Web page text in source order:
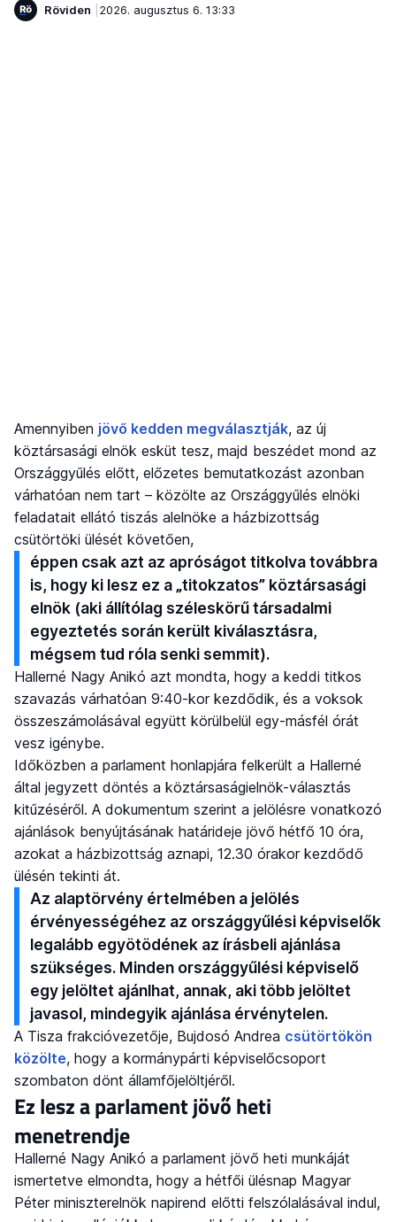
Röviden
2026. augusztus 6. 13:33
Amennyiben jövő kedden megválasztják, az új
köztársasági elnök esküt tesz, majd beszédet mond az
Országgyűlés előtt, előzetes bemutatkozást azonban
várhatóan nem tart – közölte az Országgyűlés elnöki
feladatait ellátó tiszás alelnöke a házbizottság
csütörtöki ülését követően,
éppen csak azt az apróságot titkolva továbbra
is, hogy ki lesz ez a „titokzatos” köztársasági
elnök (aki állítólag széleskörű társadalmi
egyeztetés során került kiválasztásra,
mégsem tud róla senki semmit).
Hallerné Nagy Anikó azt mondta, hogy a keddi titkos
szavazás várhatóan 9:40-kor kezdődik, és a voksok
összeszámolásával együtt körülbelül egy-másfél órát
vesz igénybe.
Időközben a parlament honlapjára felkerült a Hallerné
által jegyzett döntés a köztársaságielnök-választás
kitűzéséről. A dokumentum szerint a jelölésre vonatkozó
ajánlások benyújtásának határideje jövő hétfő 10 óra,
azokat a házbizottság aznapi, 12.30 órakor kezdődő
ülésén tekinti át.
Az alaptörvény értelmében a jelölés
érvényességéhez az országgyűlési képviselők
legalább egyötödének az írásbeli ajánlása
szükséges. Minden országgyűlési képviselő
egy jelöltet ajánlhat, annak, aki több jelöltet
javasol, mindegyik ajánlása érvénytelen.
A Tisza frakcióvezetője, Bujdosó Andrea csütörtökön
közölte, hogy a kormánypárti képviselőcsoport
szombaton dönt államfőjelöltjéről.
Ez lesz a parlament jövő heti
menetrendje
Hallerné Nagy Anikó a parlament jövő heti munkáját
ismertetve elmondta, hogy a hétfői ülésnap Magyar
Péter miniszterelnök napirend előtti felszólalásával indul,